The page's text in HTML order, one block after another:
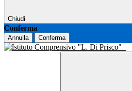
Chiudi
Conferma
Annulla Conferma